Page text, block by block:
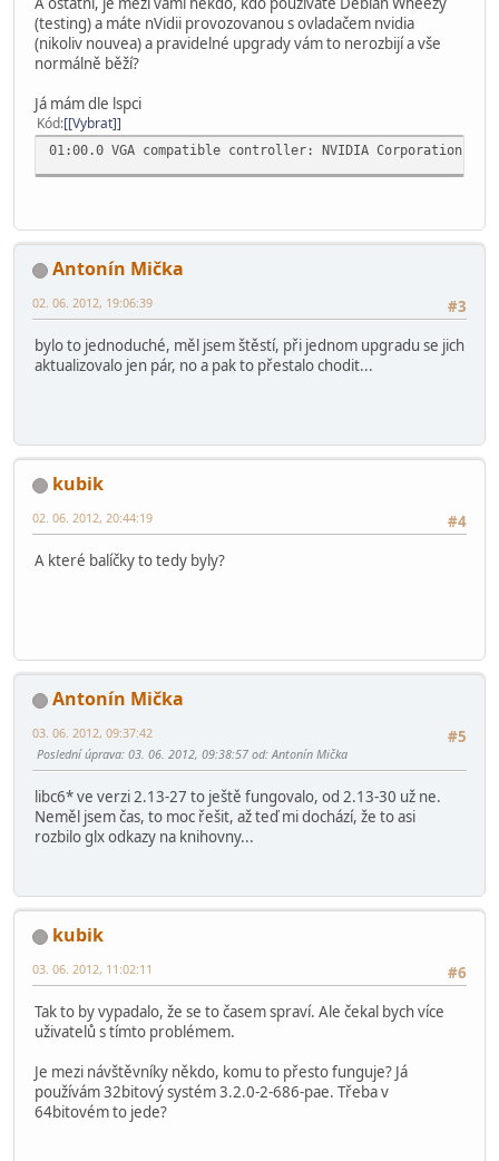
(testing) a máte nVidii provozovanou s ovladačem nvidia
(nikoliv nouvea) a pravidelné upgrady vám to nerozbijí a vše
normálně běží?
Já mám dle lspci
Kód [Vybrat]
01:00.0 VGA compatible controller: NVIDIA Corporation
Antonín Mička
#3
02. 06. 2012, 19:06:39
bylo to jednoduché, měl jsem štěstí, při jednom upgradu se jich
aktualizovalo jen pár, no a pak to přestalo chodit...
kubik
#4
02. 06. 2012, 20:44:19
A které balíčky to tedy byly?
Antonín Mička
#5
03. 06. 2012, 09:37:42
Poslední úprava: 03. 06. 2012, 09:38:57 od: Antonín Mička
libc6* ve verzi 2.13-27 to ještě fungovalo, od 2.13-30 už ne.
Neměl jsem čas, to moc řešit, až teď mi dochází, že to asi
rozbilo glx odkazy na knihovny...
kubik
#6
03. 06. 2012, 11:02:11
Tak to by vypadalo, že se to časem spraví. Ale čekal bych více
uživatelů s tímto problémem.
Je mezi návštěvníky někdo, komu to přesto funguje? Já
používám 32bitový systém 3.2.0-2-686-pae. Třeba v
64bitovém to jede?